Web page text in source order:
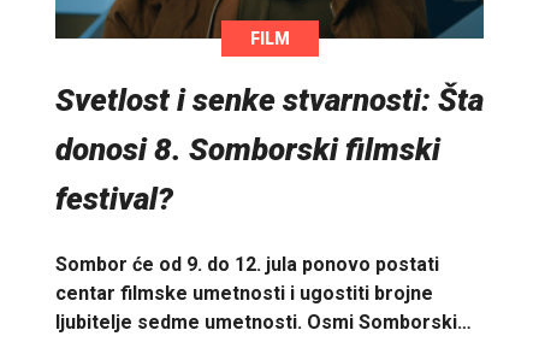
FILM
Svetlost i senke stvarnosti: Šta
donosi 8. Somborski filmski
festival?
Sombor će od 9. do 12. jula ponovo postati
centar filmske umetnosti i ugostiti brojne
ljubitelje sedme umetnosti. Osmi Somborski…